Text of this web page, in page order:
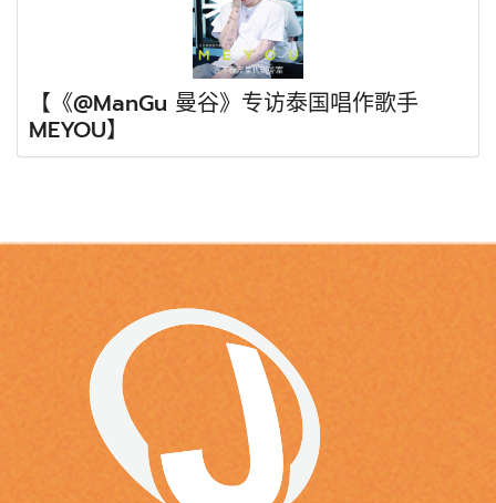
【《@ManGu 曼谷》专访泰国唱作歌手
MEYOU】